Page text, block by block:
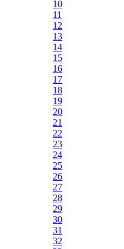
10
11
12
13
14
15
16
17
18
19
20
21
22
23
24
25
26
27
28
29
30
31
32